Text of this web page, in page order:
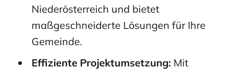
Niederösterreich und bietet
maßgeschneiderte Lösungen für Ihre
Gemeinde.
Effiziente Projektumsetzung: Mit